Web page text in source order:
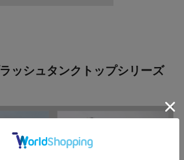
ッシュタンクトップシリーズ